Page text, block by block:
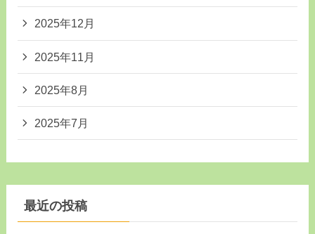
2025年12月
2025年11月
2025年8月
2025年7月
最近の投稿